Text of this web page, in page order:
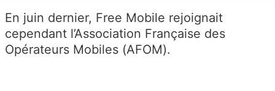
En juin dernier, Free Mobile rejoignait
cependant l’Association Française des
Opérateurs Mobiles (AFOM).